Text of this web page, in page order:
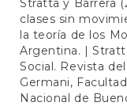
Stratta y Barrera
clases sin
la teoría de los
Argentina. |
Social. Revista
Germani,
Nacional de